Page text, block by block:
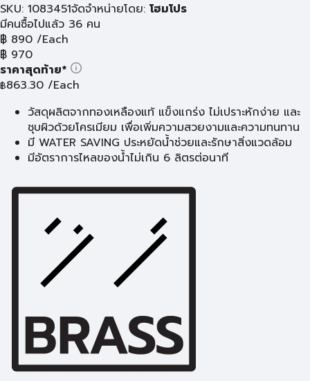
SKU: 1083451จัดจำหน่ายโดย: โฮมโปร
มีคนซื้อไปแล้ว 36 คน
฿ 890 /Each
฿ 970
ราคาสุดท้าย*
฿863.30 /Each
วัสดุผลิตจากทองเหลืองแท้ แข็งแกร่ง ไม่เปราะหักง่าย และ
ชุบผิวด้วยโครเมียม เพื่อเพิ่มความสวยงามและความทนทาน
มี WATER SAVING ประหยัดน้ำช่วยและรักษาสิ่งแวดล้อม
มีอัตราการไหลของน้ำไม่เกิน 6 ลิตรต่อนาที